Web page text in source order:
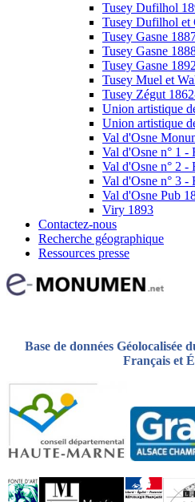
Tusey Dufilhol
Tusey Dufilhol et
Tusey Gasne
Tusey Gasne
Tusey Gasne 1892
Tusey Muel et
Tusey Zégut
Union artistique
Union artistique
Val d'Osne
Val d'Osne n° 1 -
Val d'Osne n° 2 -
Val d'Osne n° 3 -
Val d'Osne Pub
Viry 1893
Contactez-nous
Recherche géographique
Ressources presse
Base de données Géolocalisée
Français et